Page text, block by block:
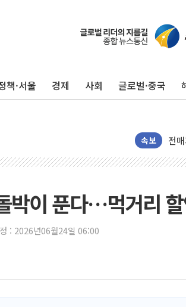
책·서울 경제 사회 글로벌·중국
속보
해
유
산
KDI
행
폭
행
박이 푼다…먹거리
: 2026년06월24일 06:00